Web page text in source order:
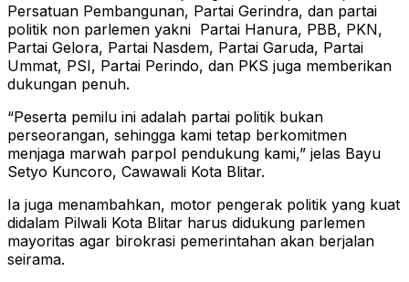
Persatuan Pembangunan, Partai Gerindra, dan partai
politik non parlemen yakni Partai Hanura, PBB, PKN,
Partai Gelora, Partai Nasdem, Partai Garuda, Partai
Ummat, PSI, Partai Perindo, dan PKS juga memberikan
dukungan penuh.
“Peserta pemilu ini adalah partai politik bukan
perseorangan, sehingga kami tetap berkomitmen
menjaga marwah parpol pendukung kami,” jelas Bayu
Setyo Kuncoro, Cawawali Kota Blitar.
Ia juga menambahkan, motor pengerak politik yang kuat
didalam Pilwali Kota Blitar harus didukung parlemen
mayoritas agar birokrasi pemerintahan akan berjalan
seirama.